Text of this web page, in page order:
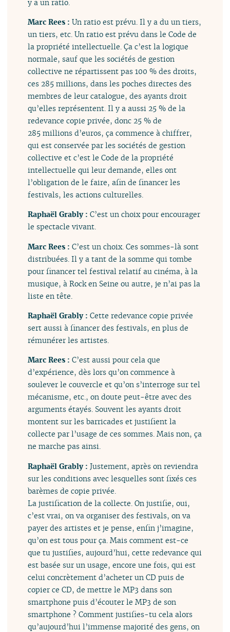
y a un ratio.
Marc Rees :Un ratio est prévu. Il y a du un tiers,
un tiers, etc. Un ratio est prévu dans le Code de
la propriété intellectuelle. Ça c’est la logique
normale, sauf que les sociétés de gestion
collective ne répartissent pas 100 % des droits,
ces 285 millions, dans les poches directes des
membres de leur catalogue, des ayants droit
qu’elles représentent. Il y a aussi 25 % de la
redevance copie privée, donc 25 % de
285 millions d’euros, ça commence à chiffrer,
qui est conservée par les sociétés de gestion
collective et c’est le Code de la propriété
intellectuelle qui leur demande, elles ont
l’obligation de le faire, afin de financer les
festivals, les actions culturelles.
Raphaël Grably :C’est un choix pour encourager
le spectacle vivant.
Marc Rees :C’est un choix. Ces sommes-là sont
distribuées. Il y a tant de la somme qui tombe
pour financer tel festival relatif au cinéma, à la
musique, à Rock en Seine ou autre, je n’ai pas la
liste en tête.
Raphaël Grably :Cette redevance copie privée
sert aussi à financer des festivals, en plus de
rémunérer les artistes.
Marc Rees :C’est aussi pour cela que
d’expérience, dès lors qu’on commence à
soulever le couvercle et qu’on s’interroge sur tel
mécanisme, etc., on doute peut-être avec des
arguments étayés. Souvent les ayants droit
montent sur les barricades et justifient la
collecte par l’usage de ces sommes. Mais non, ça
ne marche pas ainsi.
Raphaël Grably :Justement, après on reviendra
sur les conditions avec lesquelles sont fixés ces
barèmes de copie privée.
La justification de la collecte. On justifie, oui,
c’est vrai, on va organiser des festivals, on va
payer des artistes et je pense, enfin j’imagine,
qu’on est tous pour ça. Mais comment est-ce
que tu justifies, aujourd’hui, cette redevance qui
est basée sur un usage, encore une fois, qui est
celui concrètement d’acheter un CD puis de
copier ce CD, de mettre le MP3 dans son
smartphone puis d’écouter le MP3 de son
smartphone ? Comment justifies-tu cela alors
qu’aujourd’hui l’immense majorité des gens, on